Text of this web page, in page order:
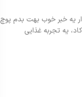
یه خبر خوب بهت بدم پوچ
یه تجربه غذایی